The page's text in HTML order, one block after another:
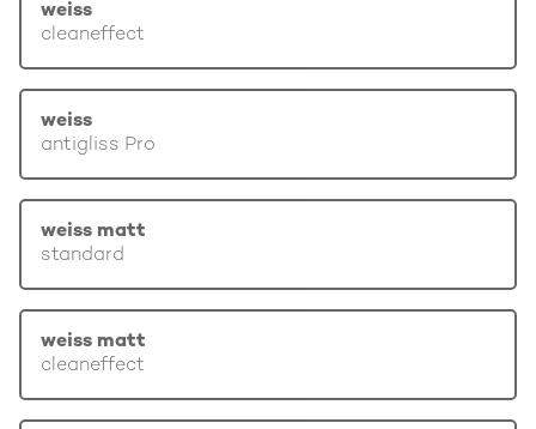
weiss
cleaneffect
weiss
antigliss Pro
weiss matt
standard
weiss matt
cleaneffect